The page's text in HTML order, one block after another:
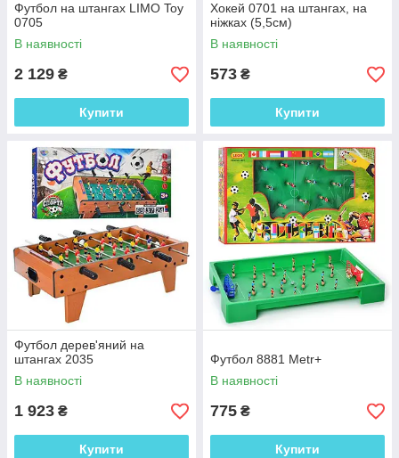
Футбол на штангах LIMO Toy
0705
В наявності
2 129 ₴
Купити
Хокей 0701 на штангах, на
ніжках (5,5см)
В наявності
573 ₴
Купити
Футбол дерев'яний на
штангах 2035
В наявності
1 923 ₴
Купити
Футбол 8881 Metr+
В наявності
775 ₴
Купити